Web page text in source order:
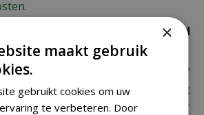
bij niet ophalen of verkeerd
ophaalt bij een PostNL-punt of
invult, zijn wij genoodzaakt
te brengen. Controleer
×
maakt gebruik
gebruikt cookies om uw
te verbeteren. Door